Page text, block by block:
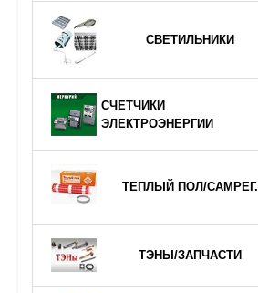
СВЕТИЛЬНИКИ
СЧЕТЧИКИ
ЭЛЕКТРОЭНЕРГИИ
ТЕПЛЫЙ ПОЛ/САМРЕГ.
ТЭНЫ/ЗАПЧАСТИ